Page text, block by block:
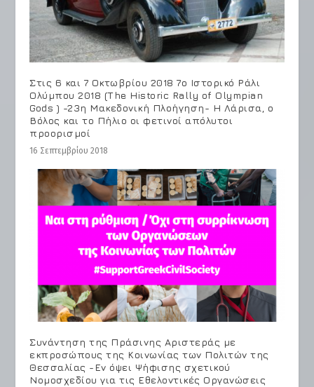
Στις 6 και 7 Οκτωβρίου 2018 7ο Ιστορικό Ράλι
Ολύμπου 2018 (The Historic Rally of Olympian
Gods ) -23η Μακεδονική Πλοήγηση- Η Λάρισα, ο
Βόλος και το Πήλιο οι φετινοί απόλυτοι
προορισμοί
16 Σεπτεμβρίου 2018
Συνάντηση της Πράσινης Αριστεράς με
εκπροσώπους της Κοινωνίας των Πολιτών της
Θεσσαλίας -Εν όψει Ψήφισης σχετικού
Νομοσχεδίου για τις Εθελοντικές Οργανώσεις